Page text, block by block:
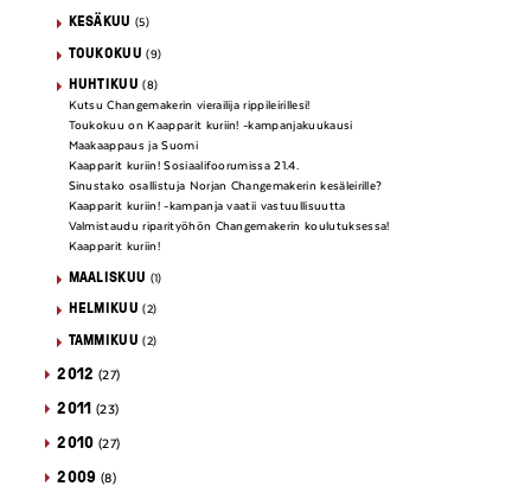
KESÄKUU (5)
TOUKOKUU (9)
HUHTIKUU (8)
Kutsu Changemakerin vierailija rippileirillesi!
Toukokuu on Kaapparit kuriin! -kampanjakuukausi
Maakaappaus ja Suomi
Kaapparit kuriin! Sosiaalifoorumissa 21.4.
Sinustako osallistuja Norjan Changemakerin kesäleirille?
Kaapparit kuriin! -kampanja vaatii vastuullisuutta
Valmistaudu riparityöhön Changemakerin koulutuksessa!
Kaapparit kuriin!
MAALISKUU (1)
HELMIKUU (2)
TAMMIKUU (2)
2012 (27)
2011 (23)
2010 (27)
2009 (8)